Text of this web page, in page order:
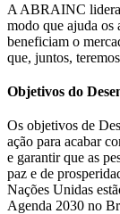
A ABRAINC lidera
modo que ajuda os
beneficiam o
que, juntos,
Objetivos do
Os objetivos de
ação para acabar
e garantir que as
paz e de
Nações Unidas
Agenda 2030 no